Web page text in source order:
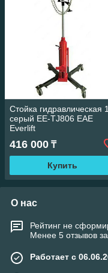
Стойка гидравлическая
серый EE-TJ806 EAE
Everlift
416 000 ₸
Купить
О нас
Рейтинг не
Менее 5 отзывов
Работает с